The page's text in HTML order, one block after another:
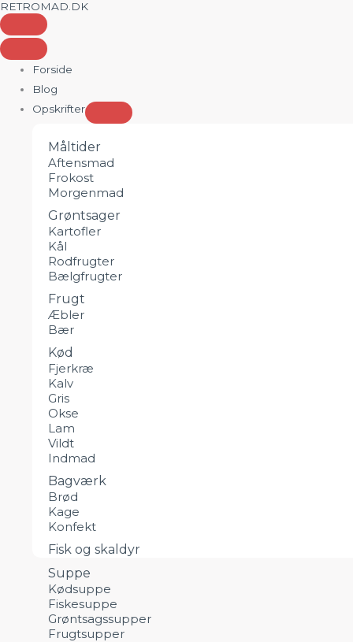
Gå
til
indholdet
RETROMAD.DK
Forside
Blog
Opskrifter
Måltider
Aftensmad
Frokost
Morgenmad
Grøntsager
Kartofler
Kål
Rodfrugter
Bælgfrugter
Frugt
Æbler
Bær
Kød
Fjerkræ
Kalv
Gris
Okse
Lam
Vildt
Indmad
Bagværk
Brød
Kage
Konfekt
Fisk og skaldyr
Suppe
Kødsuppe
Fiskesuppe
Grøntsagssupper
Frugtsupper